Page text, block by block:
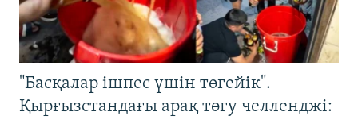
"Басқалар ішпес үшін төгейік".
Қырғызстандағы арақ төгу челленджі: